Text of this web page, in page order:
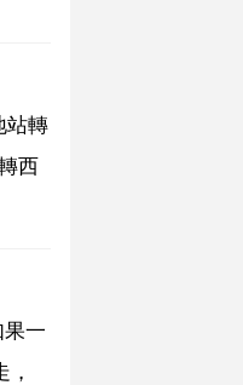
站轉
西
一